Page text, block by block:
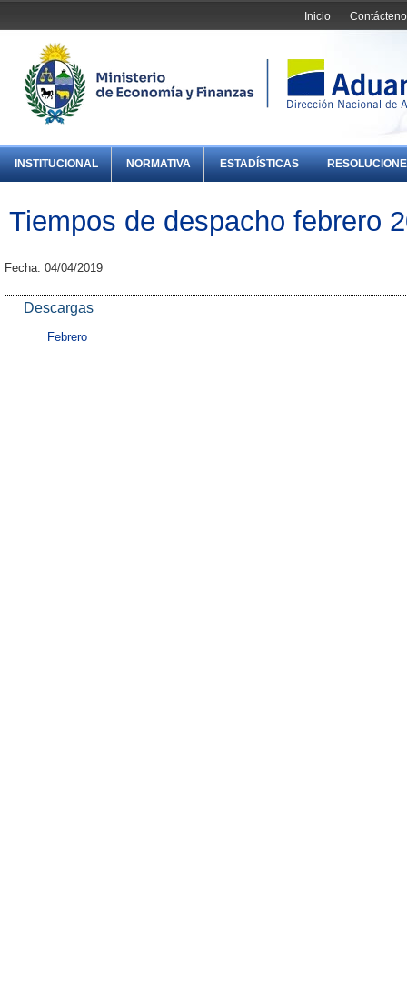
Inicio
INSTITUCIONAL NORMATIVA ESTADÍSTICAS
Tiempos de despacho febrero
Fecha: 04/04/2019
Descargas
Febrero